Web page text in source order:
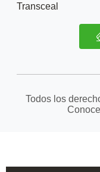
Transceal
Todos los